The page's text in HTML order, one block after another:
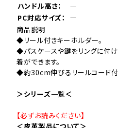
ハンドル高さ：
―
PC対応サイズ：
―
商品説明
◆リール付きキーホルダー。
◆パスケースや鍵をリングに付け
着ができます。
◆約30cm伸びるリールコード付
＞シリーズ一覧＜
【必ずお読みください】